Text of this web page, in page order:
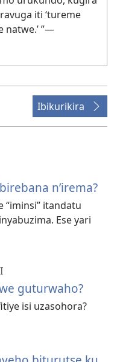
iti ‘tureme
natwe.’ ”​—
Ibikurikira
n’irema?
“iminsi” itandatu
Ese yari
guturwaho?
isi uzasohora?